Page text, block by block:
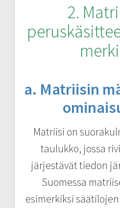
2.
a. Matriisin
Matriisi on
taulukko, jossa
järjestävät tiedon
Suomessa
esimerkiksi